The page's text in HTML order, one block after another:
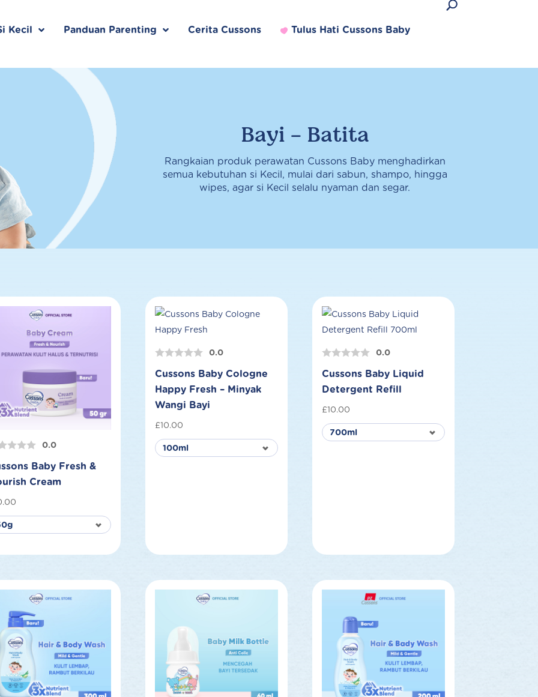
Produk Terlaris
Kecil Panduan Parenting Cerita Cussons Tulus Hati Cussons Baby
Bayi - Batita
Rangkaian produk perawatan Cussons Baby menghadirkan
semua kebutuhan si Kecil, mulai dari sabun, shampo, hingga
wipes, agar si Kecil selalu nyaman dan segar.
0.0
Baby Fresh &
Cream
0.0
Cussons Baby Cologne
Happy Fresh – Minyak
Wangi Bayi
£10.00
0.0
Cussons Baby Liquid
Detergent Refill
£10.00